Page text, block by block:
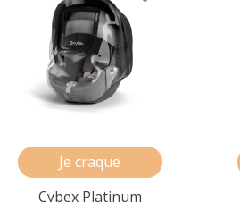
Je craque
Cybex Platinum